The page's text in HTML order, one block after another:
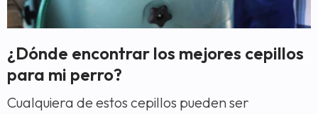
¿Dónde encontrar los mejores cepillos
para mi perro?
Cualquiera de estos cepillos pueden ser